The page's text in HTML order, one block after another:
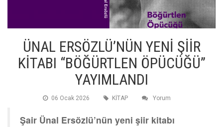
ÜNAL ERSÖZLÜ’NÜN YENİ ŞİİR
KİTABI “BÖĞÜRTLEN ÖPÜCÜĞÜ”
YAYIMLANDI
06 Ocak 2026 KİTAP Yorum
Şair Ünal Ersözlü’nün yeni şiir kitabı